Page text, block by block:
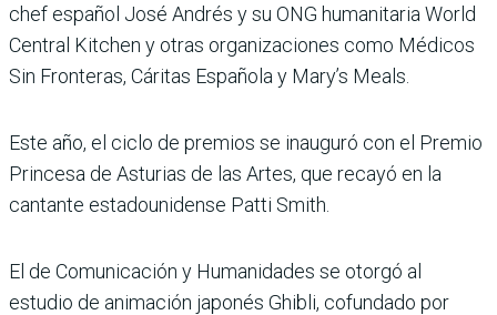
chef español José Andrés y su ONG humanitaria World
Central Kitchen y otras organizaciones como Médicos
Sin Fronteras, Cáritas Española y Mary’s Meals.
Este año, el ciclo de premios se inauguró con el Premio
Princesa de Asturias de las Artes, que recayó en la
cantante estadounidense Patti Smith.
El de Comunicación y Humanidades se otorgó al
estudio de animación japonés Ghibli, cofundado por